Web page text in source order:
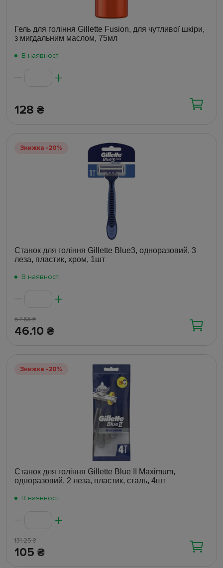
Гель для гоління Gillette Fusion, для чутливої шкіри,
з мигдальним маслом, 75мл
В наявності
128 ₴
Знижка -20%
Станок для гоління Gillette Blue3, одноразовий, 3
леза, пластик, хром, 1шт
В наявності
57.63₴
46.10 ₴
Знижка -20%
Станок для гоління Gillette Blue II Maximum,
одноразовий, 2 леза, пластик, сталь, 4шт
В наявності
131.25₴
105 ₴